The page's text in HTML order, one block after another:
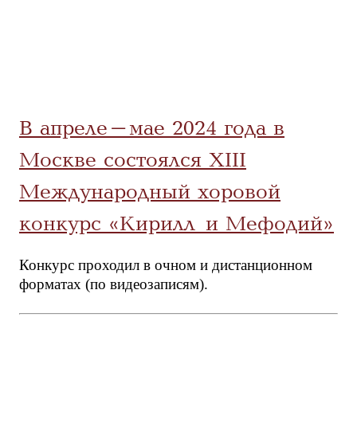
В апреле-мае 2024 года в
Москве состоялся ХIII
Международный хоровой
конкурс «Кирилл и Мефодий»
Конкурс проходил в очном и дистанционном
форматах (по видеозаписям).